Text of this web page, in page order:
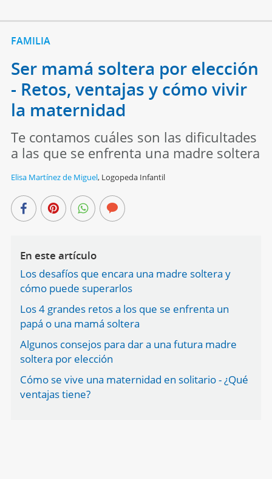
FAMILIA
Ser mamá soltera por elección
- Retos, ventajas y cómo vivir
la maternidad
Te contamos cuáles son las dificultades
a las que se enfrenta una madre soltera
Elisa Martínez de Miguel, Logopeda Infantil
En este artículo
Los desafíos que encara una madre soltera y
cómo puede superarlos
Los 4 grandes retos a los que se enfrenta un
papá o una mamá soltera
Algunos consejos para dar a una futura madre
soltera por elección
Cómo se vive una maternidad en solitario - ¿Qué
ventajas tiene?